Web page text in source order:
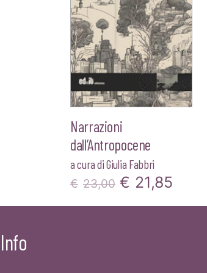
Narrazioni
dall’Antropocene
a cura diGiulia Fabbri
€ 23,00 Il
prezzo
€ 21,85
Info